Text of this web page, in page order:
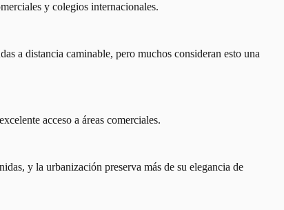
y colegios internacionales.
a distancia caminable, pero muchos consideran esto una
acceso a áreas comerciales.
y la urbanización preserva más de su elegancia de